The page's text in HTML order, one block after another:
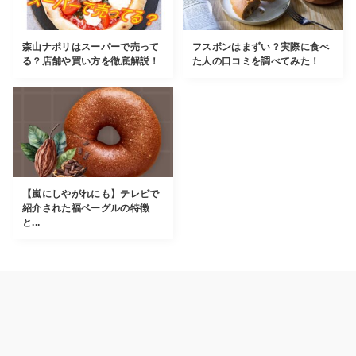
森山ナポリはスーパーで売って
る？店舗や買い方を徹底解説！
フスボンはまずい？実際に食べ
た人の口コミを調べてみた！
【嵐にしやがれにも】テレビで
紹介された福ベーグルの特徴
と...